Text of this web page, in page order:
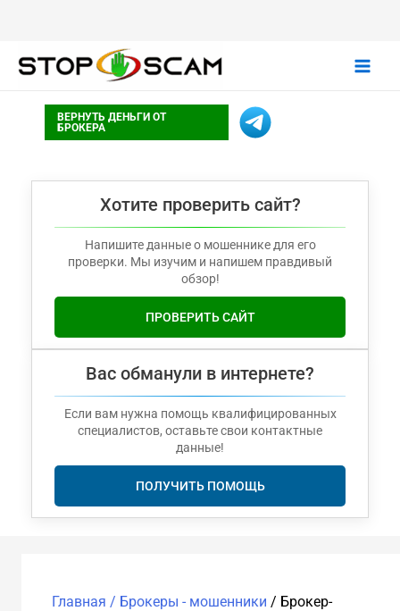
ВЕРНУТЬ ДЕНЬГИ ОТ
БРОКЕРА
Хотите проверить сайт?
Напишите данные о мошеннике для его
проверки. Мы изучим и напишем правдивый
обзор!
ПРОВЕРИТЬ САЙТ
Вас обманули в интернете?
Если вам нужна помощь квалифицированных
специалистов, оставьте свои контактные
данные!
ПОЛУЧИТЬ ПОМОЩЬ
Главная / Брокеры - мошенники / Брокер-